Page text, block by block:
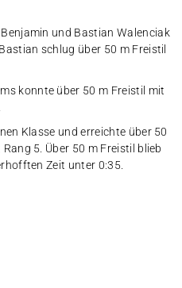
und Bastian Walenciak
schlug über 50 m Freistil
konnte über 50 m Freistil mit
Klasse und erreichte über 50
5. Über 50 m Freistil blieb
Zeit unter 0:35.